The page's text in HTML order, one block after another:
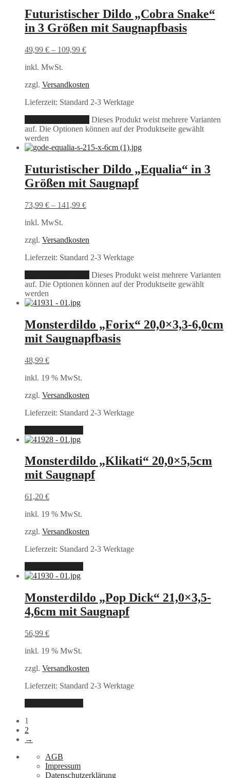
Futuristischer Dildo „Cobra Snake“
in 3 Größen mit Saugnapfbasis
49,99 € – 109,99 €
inkl. MwSt.
zzgl. Versandkosten
Lieferzeit: Standard 2-3 Werktage
Dieses Produkt weist mehrere Varianten
auf. Die Optionen können auf der Produktseite gewählt
werden
Futuristischer Dildo „Equalia“ in 3
Größen mit Saugnapf
73,99 € – 141,99 €
inkl. MwSt.
zzgl. Versandkosten
Lieferzeit: Standard 2-3 Werktage
Dieses Produkt weist mehrere Varianten
auf. Die Optionen können auf der Produktseite gewählt
werden
Monsterdildo „Forix“ 20,0×3,3-6,0cm
mit Saugnapfbasis
48,99 €
inkl. 19 % MwSt.
zzgl. Versandkosten
Lieferzeit: Standard 2-3 Werktage
Monsterdildo „Klikati“ 20,0×5,5cm
mit Saugnapf
61,20 €
inkl. 19 % MwSt.
zzgl. Versandkosten
Lieferzeit: Standard 2-3 Werktage
Monsterdildo „Pop Dick“ 21,0×3,5-
4,6cm mit Saugnapf
56,99 €
inkl. 19 % MwSt.
zzgl. Versandkosten
Lieferzeit: Standard 2-3 Werktage
1
2
→
AGB
Impressum
Datenschutzerklärung